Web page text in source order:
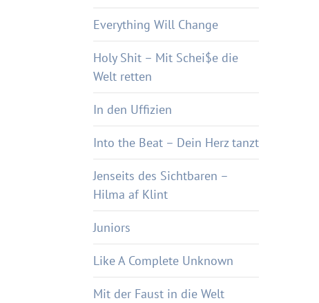
Everything Will Change
Holy Shit – Mit Schei$e die
Welt retten
In den Uffizien
Into the Beat – Dein Herz tanzt
Jenseits des Sichtbaren –
Hilma af Klint
Juniors
Like A Complete Unknown
Mit der Faust in die Welt